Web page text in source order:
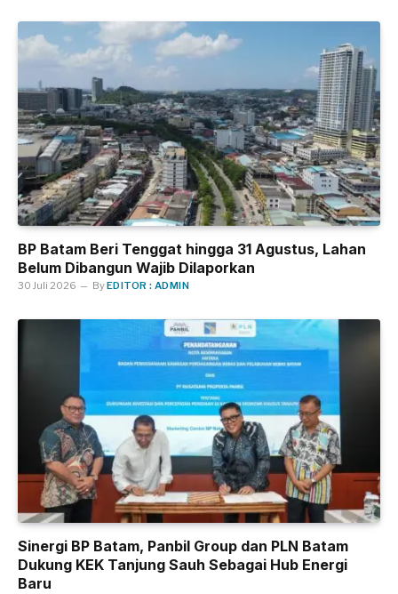
BP Batam Beri Tenggat hingga 31 Agustus, Lahan
Belum Dibangun Wajib Dilaporkan
30 Juli 2026 ByEDITOR : ADMIN
Sinergi BP Batam, Panbil Group dan PLN Batam
Dukung KEK Tanjung Sauh Sebagai Hub Energi
Baru